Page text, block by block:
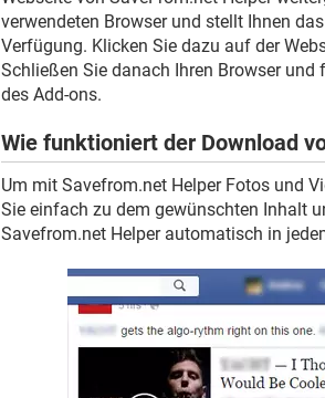
verwendeten Browser und stellt Ihnen
Verfügung. Klicken Sie dazu auf der
Schließen Sie danach Ihren Browser
des Add-ons.
Wie funktioniert der Download
Um mit Savefrom.net Helper Fotos und
Sie einfach zu dem gewünschten Inhalt
Savefrom.net Helper automatisch in